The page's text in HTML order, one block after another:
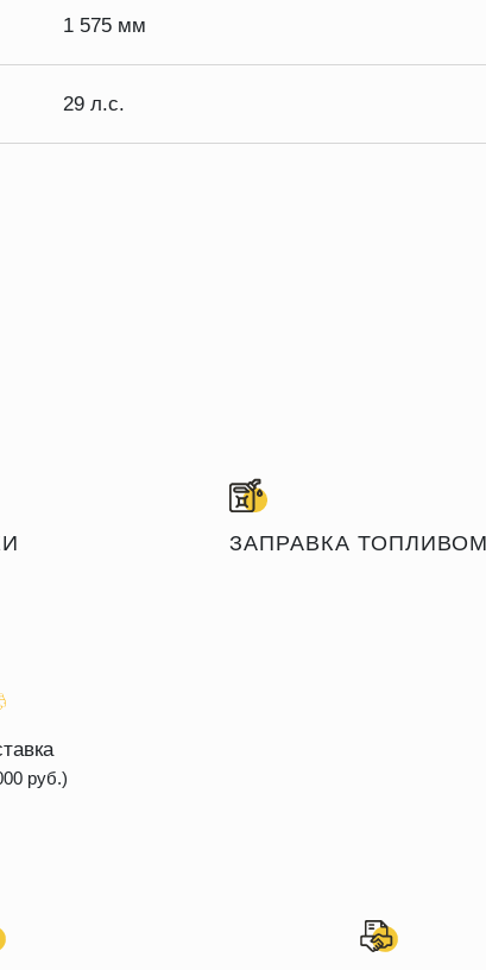
1 575 мм
29 л.с.
ЗАПРАВКА ТОПЛИВОМ
руб.)